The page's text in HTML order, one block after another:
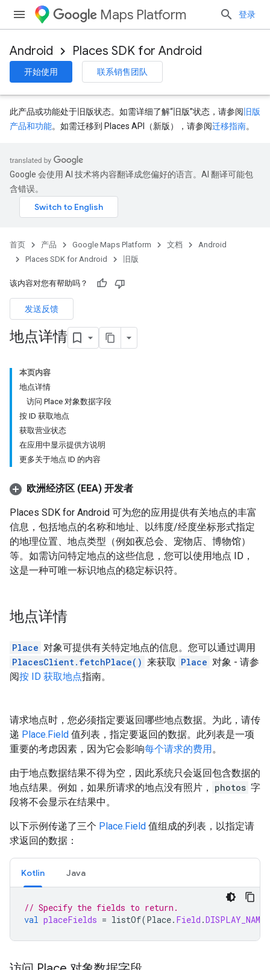
Maps Platform 登录
Android Places SDK for Android
开始使用 联系销售团队
此产品或功能处于旧版状态。如需详细了解“旧版”状态，请参阅 旧版
产品和功能。如需迁移到 Places API（新版），请参阅迁移指南。
Google 会使用 AI 技术将内容翻译成您偏好的语言。AI 翻译可能包
含错误。
首页 产品 Google Maps Platform 文档
Android
Places SDK for Android
旧版
该内容对您有帮助吗？
发送反馈
地点详情
本页内容
地点详情
访问 Place 对象数据字段
按 ID 获取地点
获取营业状态
在应用中显示提供方说明
更多关于地点 ID 的内容
欧洲经济区 (EEA) 开发者
Places SDK for Android 可为您的应用提供有关地点的丰富
信息，包括地点的名称和地址、以纬度/经度坐标形式指定
的地理位置、地点类型（例如夜总会、宠物店、博物馆）
等。如需访问特定地点的这些信息，您可以使用地点 ID，
这是一种可唯一标识地点的稳定标识符。
地点详情
Place 对象可提供有关特定地点的信息。您可以通过调用
PlacesClient.fetchPlace() 来获取 Place 对象 - 请参
阅按 ID 获取地点指南。
请求地点时，您必须指定要返回哪些地点数据。为此，请传
递 Place.Field 值列表，指定要返回的数据。此列表是一项
重要的考虑因素，因为它会影响每个请求的费用。
由于地点数据结果不得为空，因此系统只会返回包含数据的
地点结果。例如，如果所请求的地点没有照片，
photos 字
段将不会显示在结果中。
以下示例传递了三个 Place.Field 值组成的列表，以指定请
求返回的数据：
Kotlin Java
// Specify the fields to return.
val placeFields = listOf(Place. Field .DISPLAY_NAME